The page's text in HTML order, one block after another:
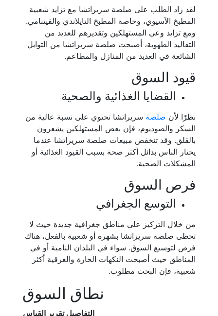
لقد زاد الطلب على صلصة سريراتشا مع تزايد شعبية
المطبخ الآسيوي، وخاصة المطبخ التايلاندي والفيتنامي.
ومع تزايد وعي المستهلكين وتقديرهم للعديد من
التقاليد الطهوية، أصبحت صلصة سريراتشا من التوابل
الشائعة في العديد من المنازل والمطاعم.
قيود السوق
القضايا الغذائية والصحية
نظرًا لأن صلصة سريراتشا تحتوي على نسبة عالية من
السكر والصوديوم، فإن بعض المستهلكين يشعرون
بالقلق. وقد تنخفض مبيعات صلصة سريراتشا عندما
يختار الناس بدائل أكثر صحة بسبب القيود الغذائية أو
المشكلات الصحية.
فرص السوق
التوسع الجغرافي
من خلال التركيز على مناطق جغرافية جديدة حيث لا
تحظى صلصة سريراتشا بشهرة أو شعبية بالفعل، هناك
فرص لتوسيع السوق. سواء في البلدان النامية أو في
المناطق حيث أصبحت النكهات الحارة والعرقية أكثر
شعبية، فإن البحث مطلوب.
نطاق السوق
تقرير القياس التفاصيل